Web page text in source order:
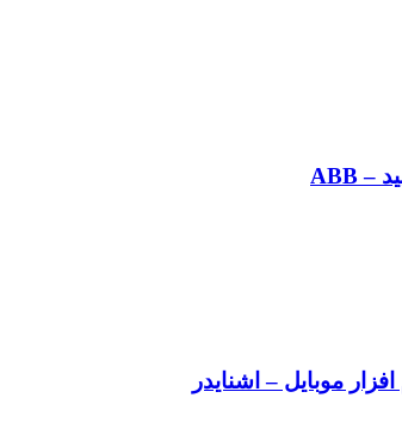
موبایل – اشنایدر